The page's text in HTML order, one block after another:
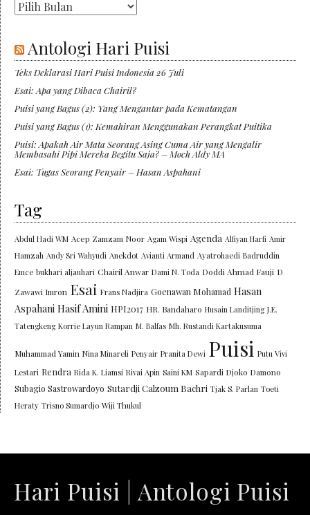
Arsip
Antologi Hari Puisi
Teks Deklarasi Hari Puisi Indonesia 26 Juli
Esai: Apa yang Dibaca Chairil?
Puisi yang Bagus (2): Yang Mengantar pada Kematangan
Puisi yang Bagus (1): Kemahiran Menggunakan Perangkat Puitika
Puisi: Apakah Air Mata Seorang Asing Cuma Air yang Mengalir
Membasahi Pipi Mereka Begitu Saja? – Moch Aldy MA
Esai: Tugas Seorang Penyair – Hasan Aspahani
Tag
Abdul Hadi WM Acep Zamzam Noor Agam Wispi Agenda Alfiyan Harfi Amir
Hamzah Andy Sri Wahyudi Anekdot Avianti Armand Ayatrohaedi Badruddin
Emce bukhari aljauhari Chairil Anwar Dami N. Toda Doddi Ahmad Fauji D
Zawawi Imron Esai Frans Nadjira Goenawan Mohamad Hasan
Aspahani Hasif Amini HPI2017 HR. Bandaharo Husain Landitjing J.E.
Tatengkeng Korrie Layun Rampan M. Balfas Mh. Rustandi Kartakusuma
Muhammad Yamin Nina Minareli Penyair Pranita Dewi Puisi Putu Vivi
Lestari Rendra Rida K. Liamsi Rivai Apin Saini KM Sapardi Djoko Damono
Subagio Sastrowardoyo Sutardji Calzoum Bachri Tjak S. Parlan Toeti
Heraty Trisno Sumardjo Wiji Thukul
Hari Puisi | Antologi Puisi